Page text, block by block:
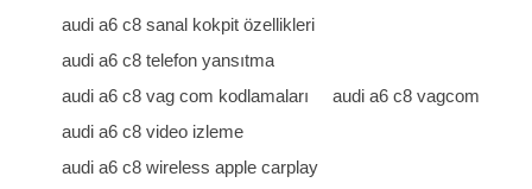
audi a6 c8 sanal kokpit özellikleri
audi a6 c8 telefon yansıtma
audi a6 c8 vag com kodlamaları
audi a6 c8 vagcom
audi a6 c8 video izleme
audi a6 c8 wireless apple carplay